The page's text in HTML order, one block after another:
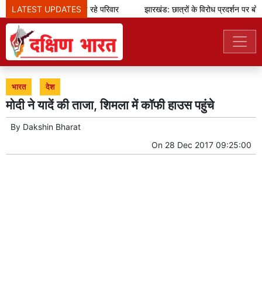
LATEST UPDATES
जुए के जाल से उजड़ रहे परिवार झारखंड: छात्रों के विरोध प्रदर्शन पर
भारत देश
मोदी ने यादें की ताजा, शिमला में कॉफी हाउस पहुंचे
By Dakshin Bharat
On 28 Dec 2017 09:25:00